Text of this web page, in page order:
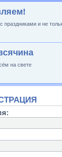
праздниками и не
на свете